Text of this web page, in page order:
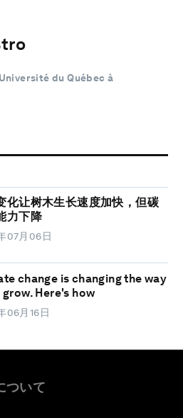
du Québec à
化让树木生长速度加快，但碳
力下降
07月06日
change is changing the way
Here's how
06月16日
ついて